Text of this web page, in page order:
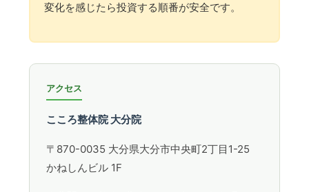
変化を感じたら投資する順番が安全です。
アクセス
こころ整体院 大分院
〒870-0035 大分県大分市中央町2丁目1-25
かねしんビル 1F